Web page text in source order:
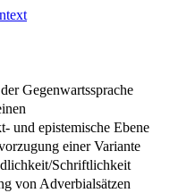
Gegenwartssprache
und epistemische Ebene
einer Variante
Schriftlichkeit
von Adverbialsätzen